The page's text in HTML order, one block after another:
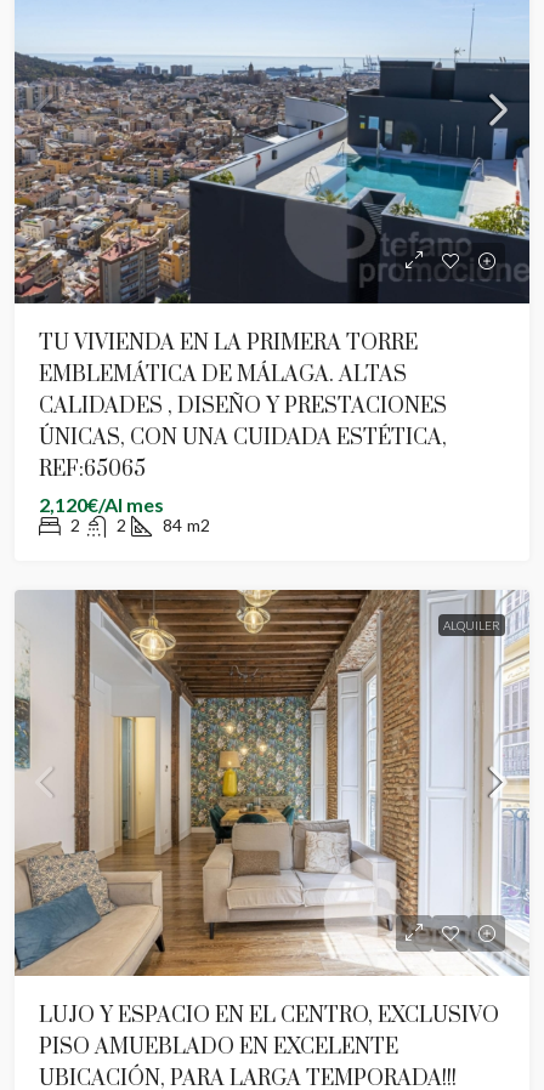
TU VIVIENDA EN LA PRIMERA TORRE
EMBLEMÁTICA DE MÁLAGA. ALTAS
CALIDADES , DISEÑO Y PRESTACIONES
ÚNICAS, CON UNA CUIDADA ESTÉTICA,
REF:65065
2,120€/Al mes
2 2 84 m2
ALQUILER
LUJO Y ESPACIO EN EL CENTRO, EXCLUSIVO
PISO AMUEBLADO EN EXCELENTE
UBICACIÓN, PARA LARGA TEMPORADA!!!